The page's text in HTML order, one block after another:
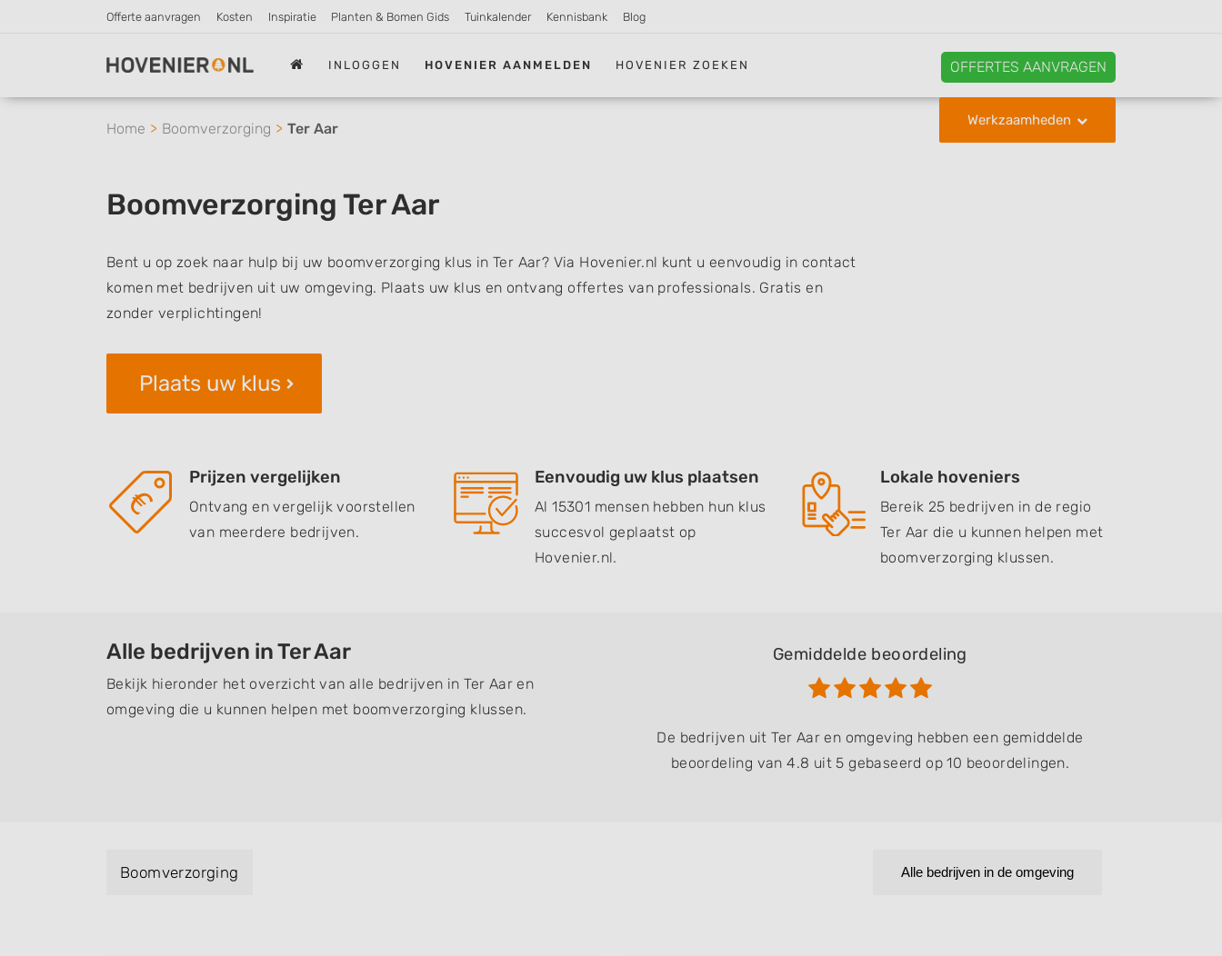
Offerte aanvragen Kosten Inspiratie Planten & Bomen Gids Tuinkalender Kennisbank Blog
INLOGGEN HOVENIER AANMELDEN HOVENIER ZOEKEN OFFERTES AANVRAGEN
Werkzaamheden
Home Boomverzorging Ter Aar
Boomverzorging Ter Aar
Bent u op zoek naar hulp bij uw boomverzorging klus in Ter Aar? Via Hovenier.nl kunt u eenvoudig in contact
komen met bedrijven uit uw omgeving. Plaats uw klus en ontvang offertes van professionals. Gratis en
zonder verplichtingen!
Plaats uw klus
Prijzen vergelijken
Ontvang en vergelijk voorstellen
van meerdere bedrijven.
Eenvoudig uw klus plaatsen
Al 15301 mensen hebben hun klus
succesvol geplaatst op
Hovenier.nl.
Lokale hoveniers
Bereik 25 bedrijven in de regio
Ter Aar die u kunnen helpen met
boomverzorging klussen.
Alle bedrijven in Ter Aar
Bekijk hieronder het overzicht van alle bedrijven in Ter Aar en
omgeving die u kunnen helpen met boomverzorging klussen.
Gemiddelde beoordeling
De bedrijven uit Ter Aar en omgeving hebben een gemiddelde
beoordeling van 4.8 uit 5 gebaseerd op 10 beoordelingen.
Boomverzorging Alle bedrijven in de omgeving